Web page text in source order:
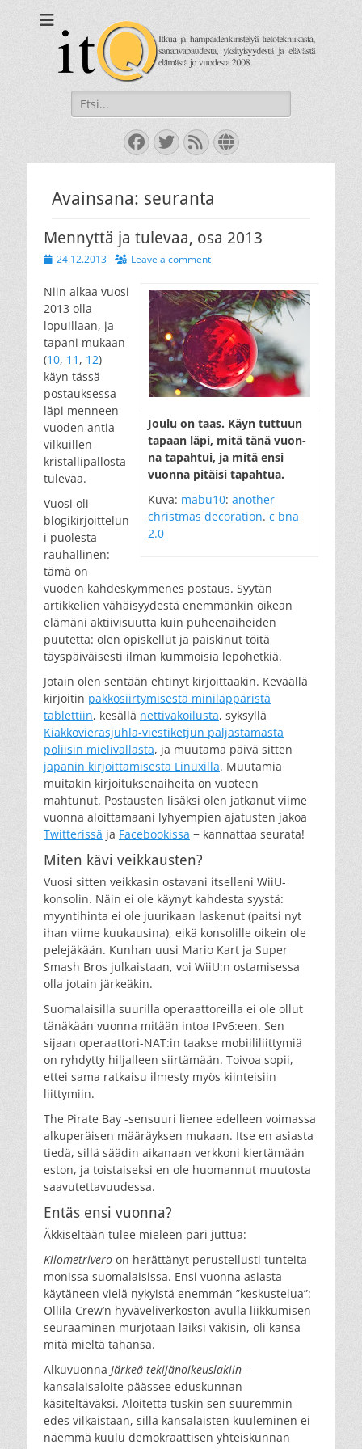
Itkua ja hammastenkiristelyä jo vuodesta 2008.
Search
for:
Facebook
Twitter
FeedWebsite
Avainsana: seuranta
Mennyttä ja tulevaa, osa 2013
Posted
24.12.2013 Leave a comment
Jou­lu on taas. Käyn tut­tuun
ta­paan lä­pi, mi­tä tä­nä vuon­
na ta­pah­tui, ja mi­tä en­si
vuon­na pi­täi­si ta­pah­tua.
Kuva: mabu10: another
christmas decoration. c bna
2.0
Niin alkaa vuosi
2013 olla
lopuillaan, ja
tapani mukaan
(10, 11 , 12)
käyn tässä
postauksessa
läpi menneen
vuoden antia
vilkuillen
kristallipallosta
tulevaa.
Vuosi oli
blogikirjoittelun
i puolesta
rauhallinen:
tämä on
vuoden kahdeskymmenes postaus. Syytän
artikkelien vähäisyydestä enemmänkin oikean
elämäni aktiivisuutta kuin puheenaiheiden
puutetta: olen opiskellut ja paiskinut töitä
täyspäiväisesti ilman kummoisia lepohetkiä.
Jotain olen sentään ehtinyt kirjoittaakin. Keväällä
kirjoitin pakkosiirtymisestä miniläppäristä
tablettiin, kesällä nettivakoilusta, syksyllä
Kiakkovierasjuhla-viestiketjun paljastamasta
poliisin mielivallasta, ja muutama päivä sitten
japanin kirjoittamisesta Linuxilla. Muutamia
muitakin kirjoituksenaiheita on vuoteen
mahtunut. Postausten lisäksi olen jatkanut viime
vuonna aloittamaani lyhyempien ajatusten jakoa
Twitterissä ja Facebookissa − kannattaa seurata!
Miten kävi veikkausten?
Vuosi sitten veikkasin ostavani itselleni WiiU-
konsolin. Näin ei ole käynyt kahdesta syystä:
myyntihinta ei ole juurikaan laskenut (paitsi nyt
ihan viime kuukausina), eikä konsolille oikein ole
pelejäkään. Kunhan uusi Mario Kart ja Super
Smash Bros julkaistaan, voi WiiU:n ostamisessa
olla jotain järkeäkin.
Suomalaisilla suurilla operaattoreilla ei ole ollut
tänäkään vuonna mitään intoa IPv6:een. Sen
sijaan operaattori-NAT:in taakse mobiililiittymiä
on ryhdytty hiljalleen siirtämään. Toivoa sopii,
ettei sama ratkaisu ilmesty myös kiinteisiin
liittymiin.
The Pirate Bay -sensuuri lienee edelleen voimassa
alkuperäisen määräyksen mukaan. Itse en asiasta
tiedä, sillä säädin aikanaan verkkoni kiertämään
eston, ja toistaiseksi en ole huomannut muutosta
saavutettavuudessa.
Entäs ensi vuonna?
Äkkiseltään tulee mieleen pari juttua:
Kilometrivero on herättänyt perustellusti tunteita
monissa suomalaisissa. Ensi vuonna asiasta
käytäneen vielä nykyistä enemmän ”keskustelua”:
Ollila Crew’n hyväveliverkoston avulla liikkumisen
seuraaminen murjotaan laiksi väkisin, oli kansa
mitä mieltä tahansa.
Alkuvuonna Järkeä tekijänoikeuslakiin -
kansalaisaloite päässee eduskunnan
käsiteltäväksi. Aloitetta tuskin sen suuremmin
edes vilkaistaan, sillä kansalaisten kuuleminen ei
näemmä kuulu demokraattisen yhteiskunnan